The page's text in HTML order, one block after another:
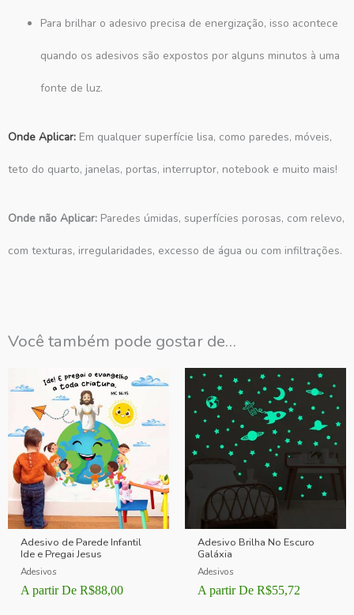
Para brilhar o adesivo precisa de energização, isso acontece
quando os adesivos são expostos por alguns minutos à uma
fonte de luz.
Onde Aplicar: Em qualquer superfície lisa, como paredes, móveis,
teto do quarto, janelas, portas, interruptor, notebook e muito mais!
Onde não Aplicar: Paredes úmidas, superfícies porosas, com relevo,
com texturas, irregularidades, excesso de água ou com infiltrações.
Você também pode gostar de…
Adesivo de Parede Infantil
Ide e Pregai Jesus
Adesivos
A partir De R$88,00
Adesivo Brilha No Escuro
Galáxia
Adesivos
A partir De R$55,72